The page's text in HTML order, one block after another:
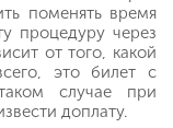
поменять время
процедуру через
от того, какой
это билет с
случае при
доплату.